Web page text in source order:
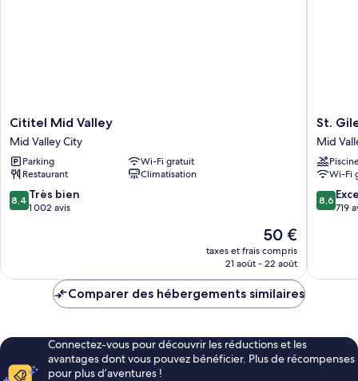
Cititel
Mid
Valley
Mid
Valley
City
Cititel Mid Valley
Mid Valley City
Parking
Wi-Fi gratuit
Restaurant
Climatisation
8.4
sur
8,4 Très bien
1 002 avis
Le
nouveau
prix
de
50 €
taxes et frais compris
21 août - 22 août
St.
Giles
Mid
Valley
Kuala
Lumpur
Mid
St.
Mid
Wi-Fi
8.6
sur
8,6
719
Comparer des hébergements similaires
Connectez-vous pour découvrir les réductions et les
avantages dont vous pouvez bénéficier. Plus de récompenses
pour plus d’aventures !